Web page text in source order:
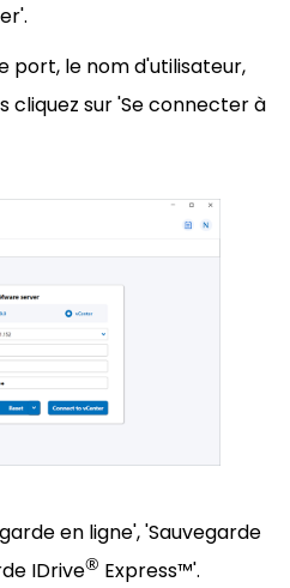
port, le nom d'utilisateur,
cliquez sur 'Se connecter à
en ligne', 'Sauvegarde
IDrive® Express™'.